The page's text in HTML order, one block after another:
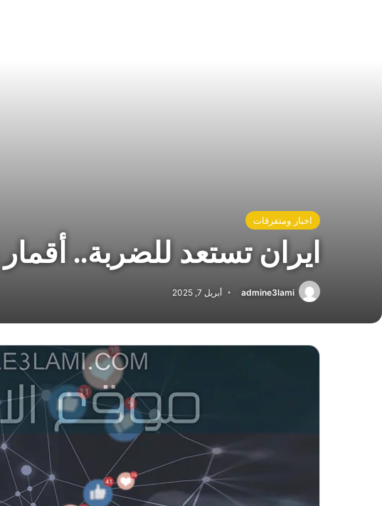
اخبار ومتفرقات
ايران تستعد للضربة..
admine3lami أبريل 7, 2025